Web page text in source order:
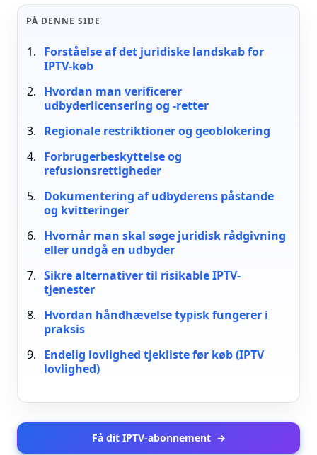
PÅ DENNE SIDE
Forståelse af det juridiske landskab for
IPTV-køb
Hvordan man verificerer
udbyderlicensering og -retter
Regionale restriktioner og geoblokering
Forbrugerbeskyttelse og
refusionsrettigheder
Dokumentering af udbyderens påstande
og kvitteringer
Hvornår man skal søge juridisk rådgivning
eller undgå en udbyder
Sikre alternativer til risikable IPTV-
tjenester
Hvordan håndhævelse typisk fungerer i
praksis
Endelig lovlighed tjekliste før køb (IPTV
lovlighed)
Få dit IPTV-abonnement →